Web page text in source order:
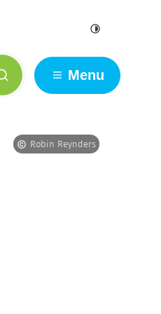
Hoog
Zoeken Menu
Robin Reynders